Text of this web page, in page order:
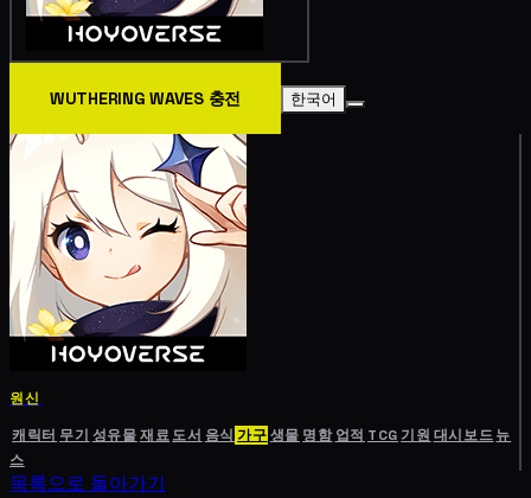
WUTHERING WAVES 충전 한국어
원신
캐릭터 무기 성유물재료도서 음식 가구생물 명함 업적 TCG기원 대시보드뉴
스
목록으로 돌아가기